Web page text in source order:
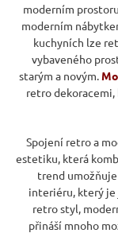
moderním
moderním
kuchyních lze
vybaveného
starým a novým.
retro
Spojení retro a
estetiku, která
trend
interiéru, který je
retro styl,
přináší mnoho